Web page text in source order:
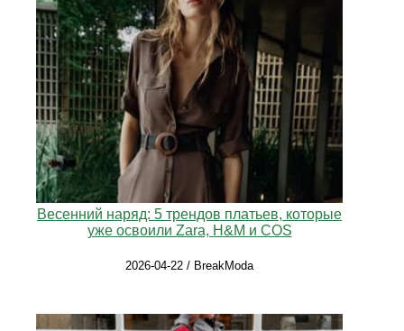
Весенний наряд: 5 трендов платьев, которые
уже освоили Zara, H&M и COS
2026-04-22 / BreakModa